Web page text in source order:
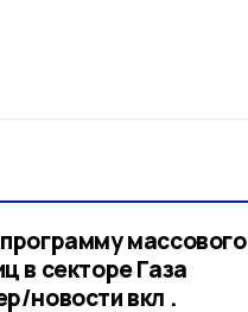
массового
в секторе Газа
новости вкл .